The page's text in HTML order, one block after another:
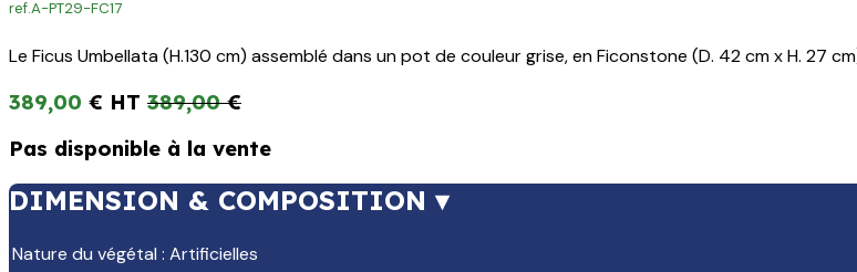
ref.A-PT29-FC17
Le Ficus Umbellata (H.130 cm) assemblé dans un pot de couleur grise, en Ficonstone (D. 42 cm x H. 27
389,00 € 389,00€
Pas disponible à la vente
DIMENSION & COMPOSITION ▾
Nature du végétal : Artificielles